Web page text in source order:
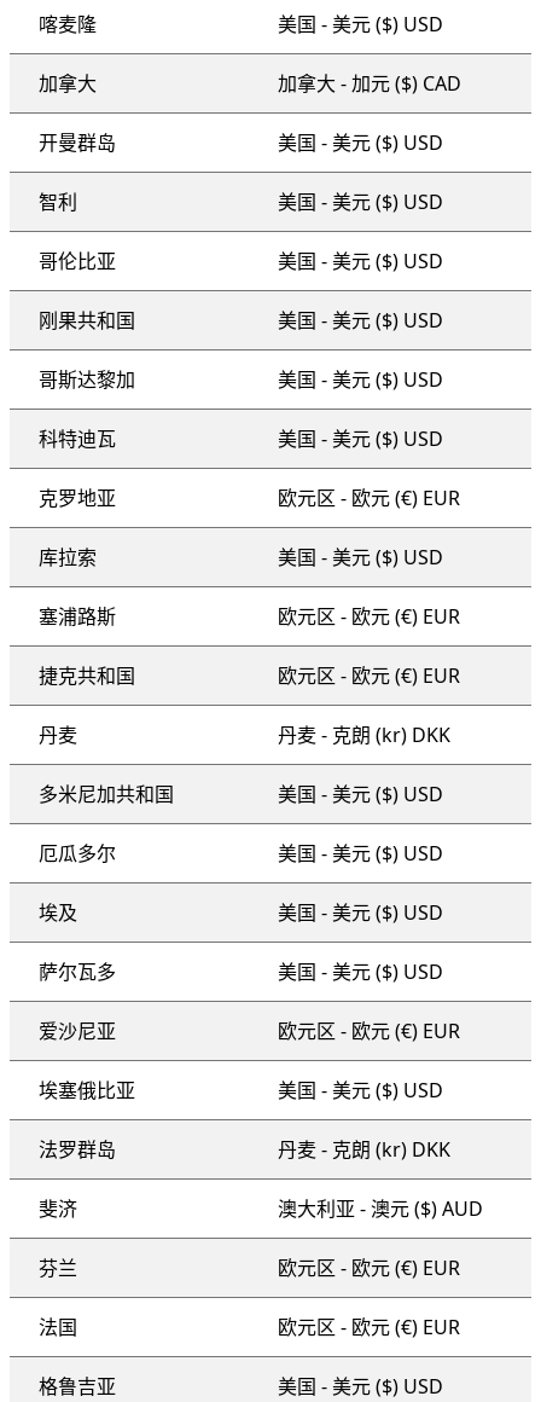
喀麦隆 美国 - 美元 ($) USD
加拿大 加拿大 - 加元 ($) CAD
开曼群岛 美国 - 美元 ($) USD
智利 美国 - 美元 ($) USD
哥伦比亚 美国 - 美元 ($) USD
刚果共和国 美国 - 美元 ($) USD
哥斯达黎加 美国 - 美元 ($) USD
科特迪瓦 美国 - 美元 ($) USD
克罗地亚 欧元区 - 欧元 (€) EUR
库拉索 美国 - 美元 ($) USD
塞浦路斯 欧元区 - 欧元 (€) EUR
捷克共和国 欧元区 - 欧元 (€) EUR
丹麦 丹麦 - 克朗 (kr) DKK
多米尼加共和国 美国 - 美元 ($) USD
厄瓜多尔 美国 - 美元 ($) USD
埃及 美国 - 美元 ($) USD
萨尔瓦多 美国 - 美元 ($) USD
爱沙尼亚 欧元区 - 欧元 (€) EUR
埃塞俄比亚 美国 - 美元 ($) USD
法罗群岛 丹麦 - 克朗 (kr) DKK
斐济 澳大利亚 - 澳元 ($) AUD
芬兰 欧元区 - 欧元 (€) EUR
法国 欧元区 - 欧元 (€) EUR
格鲁吉亚 美国 - 美元 ($) USD